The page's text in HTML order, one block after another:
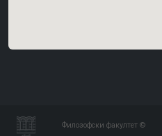
Филозофски факултет ©